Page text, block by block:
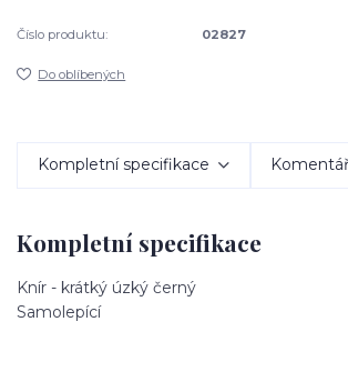
Číslo produktu: 02827
Do oblíbených
Kompletní specifikace
Kompletní specifikace
Knír - krátký úzký černý
Samolepící